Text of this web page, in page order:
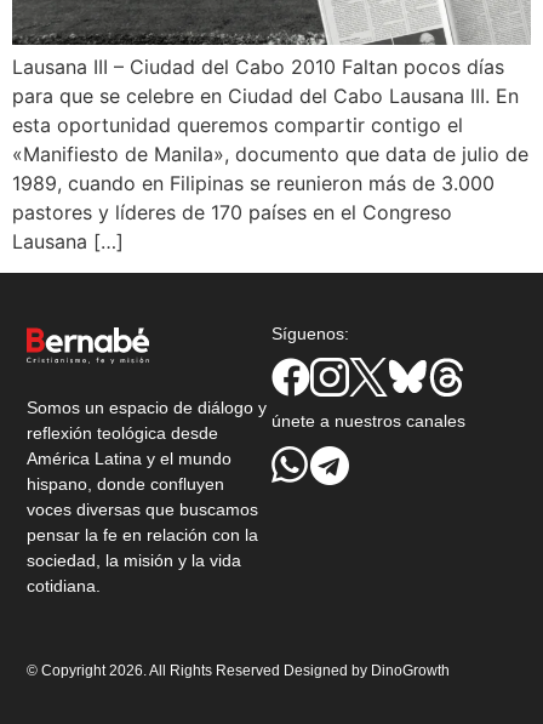
Lausana III – Ciudad del Cabo 2010 Faltan pocos días
para que se celebre en Ciudad del Cabo Lausana III. En
esta oportunidad queremos compartir contigo el
«Manifiesto de Manila», documento que data de julio de
1989, cuando en Filipinas se reunieron más de 3.000
pastores y líderes de 170 países en el Congreso
Lausana […]
Somos un espacio de diálogo y
reflexión teológica desde
América Latina y el mundo
hispano, donde confluyen
voces diversas que buscamos
pensar la fe en relación con la
sociedad, la misión y la vida
cotidiana.
Síguenos:
únete a nuestros canales
© Copyright 2026. All Rights Reserved Designed by DinoGrowth